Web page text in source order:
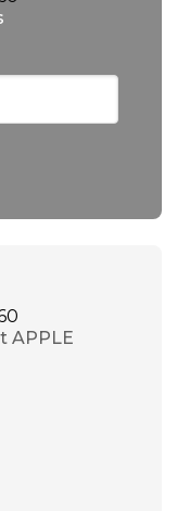
APPLE